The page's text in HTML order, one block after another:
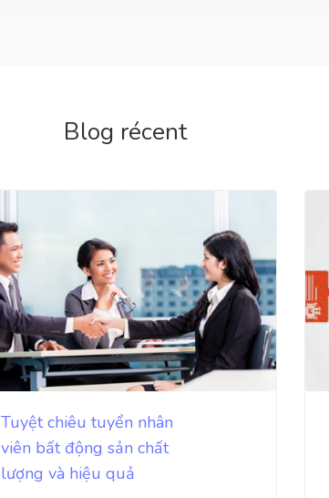
Blog récent
Tuyệt chiêu tuyển nhân
viên bất động sản chất
lượng và hiệu quả